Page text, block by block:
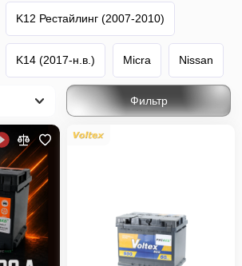
K12 Рестайлинг (2007-2010)
K14 (2017-н.в.) Micra Nissan
Фильтр